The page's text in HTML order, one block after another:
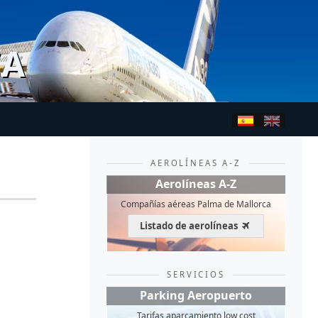
AEROLÍNEAS A-Z
Aerolíneas A-Z
Compañías aéreas Palma de Mallorca
Listado de aerolíneas
SERVICIOS
Parking Aeropuerto
Tarifas aparcamiento low cost